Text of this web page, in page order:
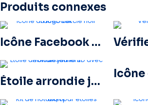
Produits connexes
Icône Facebook cerclée noire
Étoile arrondie jaune 3D avec éblouissement